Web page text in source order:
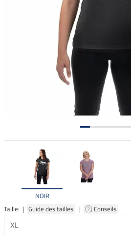
NOIR
Taille: | Guide des tailles | Conseils